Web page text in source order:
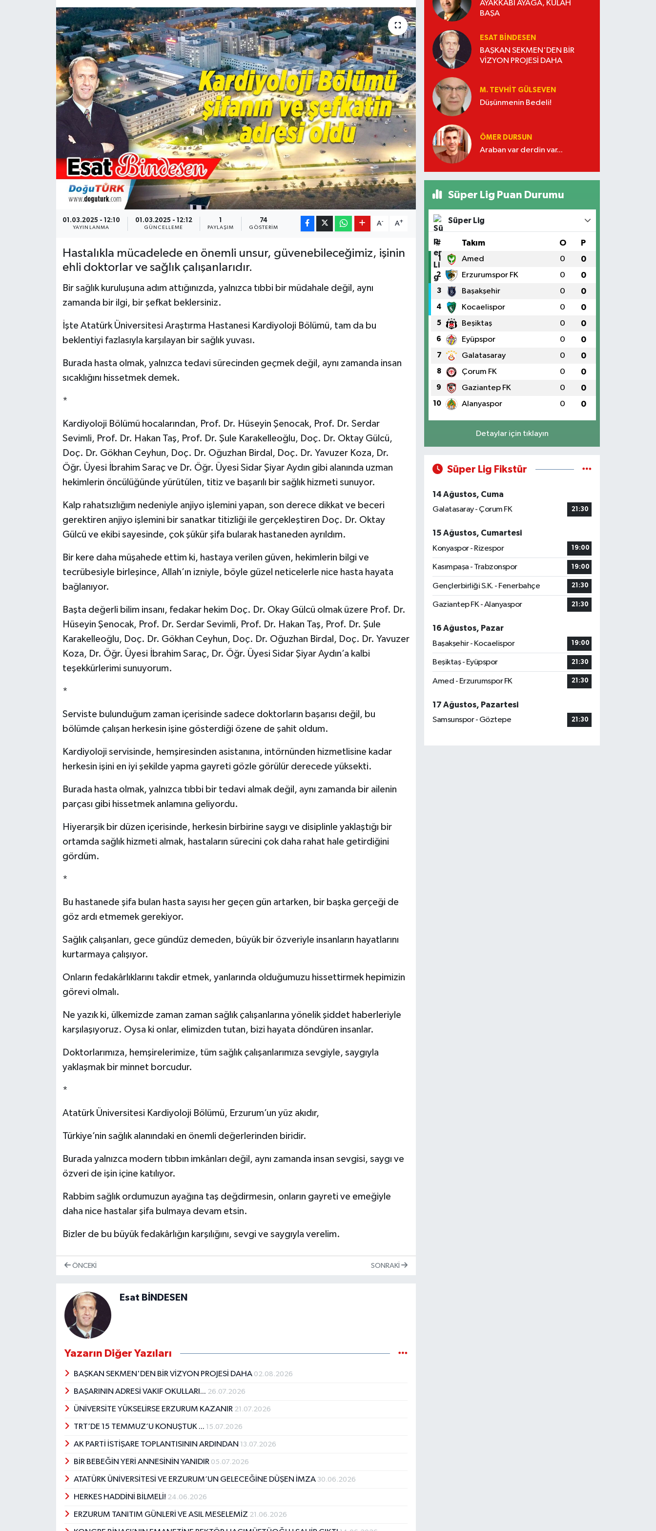
01.03.2025 - 12:10
YAYINLANMA
01.03.2025 - 12:12
GÜNCELLEME
1
PAYLAŞIM
74
GÖSTERIM
A- A+
Hastalıkla mücadelede en önemli unsur, güvenebileceğimiz, işinin
ehli doktorlar ve sağlık çalışanlarıdır.
Bir sağlık kuruluşuna adım attığınızda, yalnızca tıbbi bir müdahale değil, aynı
zamanda bir ilgi, bir şefkat beklersiniz.
İşte Atatürk Üniversitesi Araştırma Hastanesi Kardiyoloji Bölümü, tam da bu
beklentiyi fazlasıyla karşılayan bir sağlık yuvası.
Burada hasta olmak, yalnızca tedavi sürecinden geçmek değil, aynı zamanda insan
sıcaklığını hissetmek demek.
*
Kardiyoloji Bölümü hocalarından, Prof. Dr. Hüseyin Şenocak, Prof. Dr. Serdar
Sevimli, Prof. Dr. Hakan Taş, Prof. Dr. Şule Karakelleoğlu, Doç. Dr. Oktay Gülcü,
Doç. Dr. Gökhan Ceyhun, Doç. Dr. Oğuzhan Birdal, Doç. Dr. Yavuzer Koza, Dr.
Öğr. Üyesi İbrahim Saraç ve Dr. Öğr. Üyesi Sidar Şiyar Aydın gibi alanında uzman
hekimlerin öncülüğünde yürütülen, titiz ve başarılı bir sağlık hizmeti sunuyor.
Kalp rahatsızlığım nedeniyle anjiyo işlemini yapan, son derece dikkat ve beceri
gerektiren anjiyo işlemini bir sanatkar titizliği ile gerçekleştiren Doç. Dr. Oktay
Gülcü ve ekibi sayesinde, çok şükür şifa bularak hastaneden ayrıldım.
Bir kere daha müşahede ettim ki, hastaya verilen güven, hekimlerin bilgi ve
tecrübesiyle birleşince, Allah’ın izniyle, böyle güzel neticelerle nice hasta hayata
bağlanıyor.
Başta değerli bilim insanı, fedakar hekim Doç. Dr. Okay Gülcü olmak üzere Prof. Dr.
Hüseyin Şenocak, Prof. Dr. Serdar Sevimli, Prof. Dr. Hakan Taş, Prof. Dr. Şule
Karakelleoğlu, Doç. Dr. Gökhan Ceyhun, Doç. Dr. Oğuzhan Birdal, Doç. Dr. Yavuzer
Koza, Dr. Öğr. Üyesi İbrahim Saraç, Dr. Öğr. Üyesi Sidar Şiyar Aydın’a kalbi
teşekkürlerimi sunuyorum.
*
Serviste bulunduğum zaman içerisinde sadece doktorların başarısı değil, bu
bölümde çalışan herkesin işine gösterdiği özene de şahit oldum.
Kardiyoloji servisinde, hemşiresinden asistanına, intörnünden hizmetlisine kadar
herkesin işini en iyi şekilde yapma gayreti gözle görülür derecede yüksekti.
Burada hasta olmak, yalnızca tıbbi bir tedavi almak değil, aynı zamanda bir ailenin
parçası gibi hissetmek anlamına geliyordu.
Hiyerarşik bir düzen içerisinde, herkesin birbirine saygı ve disiplinle yaklaştığı bir
ortamda sağlık hizmeti almak, hastaların sürecini çok daha rahat hale getirdiğini
gördüm.
*
Bu hastanede şifa bulan hasta sayısı her geçen gün artarken, bir başka gerçeği de
göz ardı etmemek gerekiyor.
Sağlık çalışanları, gece gündüz demeden, büyük bir özveriyle insanların hayatlarını
kurtarmaya çalışıyor.
Onların fedakârlıklarını takdir etmek, yanlarında olduğumuzu hissettirmek hepimizin
görevi olmalı.
Ne yazık ki, ülkemizde zaman zaman sağlık çalışanlarına yönelik şiddet haberleriyle
karşılaşıyoruz. Oysa ki onlar, elimizden tutan, bizi hayata döndüren insanlar.
Doktorlarımıza, hemşirelerimize, tüm sağlık çalışanlarımıza sevgiyle, saygıyla
yaklaşmak bir minnet borcudur.
*
Atatürk Üniversitesi Kardiyoloji Bölümü, Erzurum’un yüz akıdır,
Türkiye’nin sağlık alanındaki en önemli değerlerinden biridir.
Burada yalnızca modern tıbbın imkânları değil, aynı zamanda insan sevgisi, saygı ve
özveri de işin içine katılıyor.
Rabbim sağlık ordumuzun ayağına taş değdirmesin, onların gayreti ve emeğiyle
daha nice hastalar şifa bulmaya devam etsin.
Bizler de bu büyük fedakârlığın karşılığını, sevgi ve saygıyla verelim.
ÖNCEKI SONRAKI
Esat BİNDESEN
Yazarın Diğer Yazıları
BAŞKAN SEKMEN'DEN BİR VİZYON PROJESİ DAHA 02.08.2026
BAŞARININ ADRESİ VAKIF OKULLARI... 26.07.2026
ÜNİVERSİTE YÜKSELİRSE ERZURUM KAZANIR 21.07.2026
TRT’DE 15 TEMMUZ’U KONUŞTUK ... 15.07.2026
AK PARTİ İSTİŞARE TOPLANTISININ ARDINDAN 13.07.2026
BİR BEBEĞİN YERİ ANNESİNİN YANIDIR 05.07.2026
ATATÜRK ÜNİVERSİTESİ VE ERZURUM’UN GELECEĞİNE DÜŞEN İMZA 30.06.2026
HERKES HADDİNİ BİLMELİ! 24.06.2026
ERZURUM TANITIM GÜNLERİ VE ASIL MESELEMİZ 21.06.2026
AYAKKABI AYAĞA, KÜLAH
BAŞA
ESAT BİNDESEN
BAŞKAN SEKMEN'DEN BİR
VİZYON PROJESİ DAHA
M. TEVHIT GÜLSEVEN
Düşünmenin Bedeli!
ÖMER DURSUN
Araban var derdin var...
Süper Lig Puan Durumu
Süper Lig
# Takım O P
1 Amed 0 0
2 Erzurumspor FK 0 0
3 Başakşehir 0 0
4 Kocaelispor 0 0
5 Beşiktaş 0 0
6 Eyüpspor 0 0
7 Galatasaray 0 0
8 Çorum FK 0 0
9 Gaziantep FK 0 0
10 Alanyaspor 0 0
Detaylar için tıklayın
Süper Lig Fikstür
14 Ağustos, Cuma
Galatasaray - Çorum FK
21:30
15 Ağustos, Cumartesi
Konyaspor - Rizespor
19:00
Kasımpaşa - Trabzonspor 19:00
Gençlerbirliği S.K. - Fenerbahçe 21:30
Gaziantep FK - Alanyaspor 21:30
16 Ağustos, Pazar
Başakşehir - Kocaelispor
19:00
Beşiktaş - Eyüpspor 21:30
Amed - Erzurumspor FK 21:30
17 Ağustos, Pazartesi
Samsunspor - Göztepe
21:30
KÜLTÜR-SANAT
Magazin
Politika